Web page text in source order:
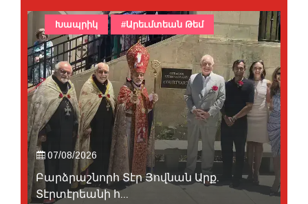
07/08/2026
Բարձրաշնորհ Տէր Յովնան Արք.
Տէրտէրեանի հ...
Խապրիկ #Արեւմտեան Թեմ